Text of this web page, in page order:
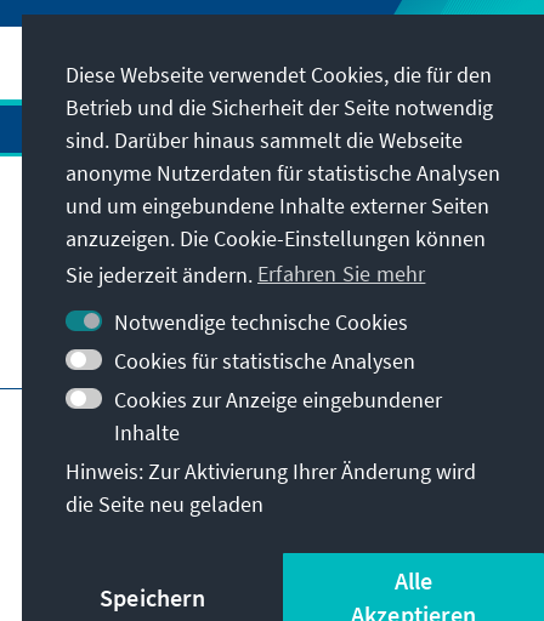
Anschrift
Kontakt
Besuchen Sie auch
Hauptseite der KAS Impressum
Datenschutz
Slowakische Datenschutzrichtlinie
Nutzungsbedingungen
Erklärung zur Barrierefreiheit
© Konrad-Adenauer-Stiftung e.V. 2026
Diese Webseite verwendet Cookies, die für den
Betrieb und die Sicherheit der Seite notwendig
sind. Darüber hinaus sammelt die Webseite
anonyme Nutzerdaten für statistische Analysen
und um eingebundene Inhalte externer Seiten
anzuzeigen. Die Cookie-Einstellungen können
Sie jederzeit ändern. Erfahren Sie mehr
Notwendige technische Cookies
Cookies für statistische Analysen
Cookies zur Anzeige eingebundener
Inhalte
Hinweis: Zur Aktivierung Ihrer Änderung wird
die Seite neu geladen
Speichern
Alle
Akzeptieren